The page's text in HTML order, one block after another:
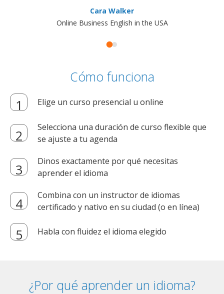
Cara Walker
Online Business English in the USA
Cómo funciona
Elige un curso presencial u online
Selecciona una duración de curso flexible que
se ajuste a tu agenda
Dinos exactamente por qué necesitas
aprender el idioma
Combina con un instructor de idiomas
certificado y nativo en su ciudad (o en línea)
Habla con fluidez el idioma elegido
¿Por qué aprender un idioma?